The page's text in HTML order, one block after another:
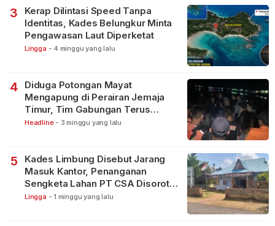
3
Kerap Dilintasi Speed Tanpa
Identitas, Kades Belungkur Minta
Pengawasan Laut Diperketat
Lingga - 4 minggu yang lalu
4
Diduga Potongan Mayat
Mengapung di Perairan Jemaja
Timur, Tim Gabungan Terus
Lakukan Pencarian
Headline - 3 minggu yang lalu
5
Kades Limbung Disebut Jarang
Masuk Kantor, Penanganan
Sengketa Lahan PT CSA Disorot
Warga
Lingga - 1 minggu yang lalu